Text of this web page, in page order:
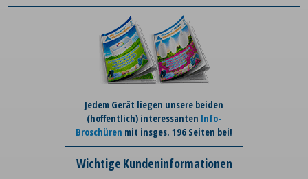
Jedem Gerät liegen unsere beiden
(hoffentlich) interessanten Info-
Broschüren mit insges. 196 Seiten bei!
Wichtige Kundeninformationen